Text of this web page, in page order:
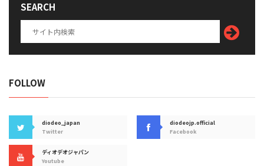
SEARCH
FOLLOW
diodeo_japan
Twitter
diodeojp.official
Facebook
ディオデオジャパン
Youtube